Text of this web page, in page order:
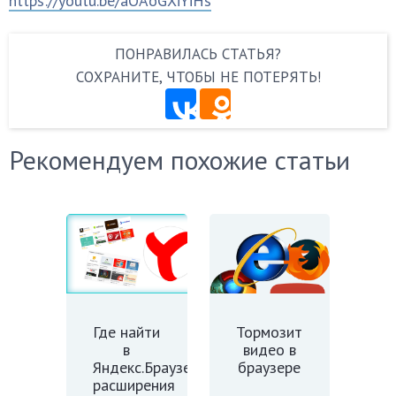
ПОНРАВИЛАСЬ СТАТЬЯ?
СОХРАНИТЕ, ЧТОБЫ НЕ ПОТЕРЯТЬ!
Рекомендуем похожие статьи
Где найти
в
Яндекс.Браузере
расширения
Тормозит
видео в
браузере